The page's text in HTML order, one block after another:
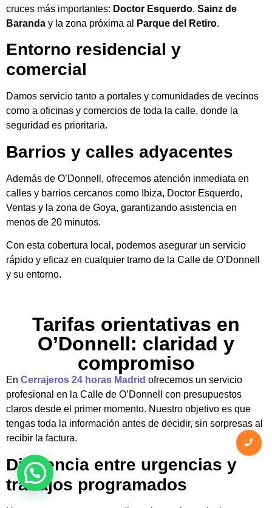
cruces más importantes: Doctor Esquerdo, Sainz de
Baranda y la zona próxima al Parque del Retiro.
Entorno residencial y
comercial
Damos servicio tanto a portales y comunidades de vecinos
como a oficinas y comercios de toda la calle, donde la
seguridad es prioritaria.
Barrios y calles adyacentes
Además de O’Donnell, ofrecemos atención inmediata en
calles y barrios cercanos como Ibiza, Doctor Esquerdo,
Ventas y la zona de Goya, garantizando asistencia en
menos de 20 minutos.
Con esta cobertura local, podemos asegurar un servicio
rápido y eficaz en cualquier tramo de la Calle de O’Donnell
y su entorno.
Tarifas orientativas en
O’Donnell: claridad y
compromiso
En Cerrajeros 24 horas Madrid ofrecemos un servicio
profesional en la Calle de O’Donnell con presupuestos
claros desde el primer momento. Nuestro objetivo es que
tengas toda la información antes de decidir, sin sorpresas al
recibir la factura.
Diferencia entre urgencias y
trabajos programados